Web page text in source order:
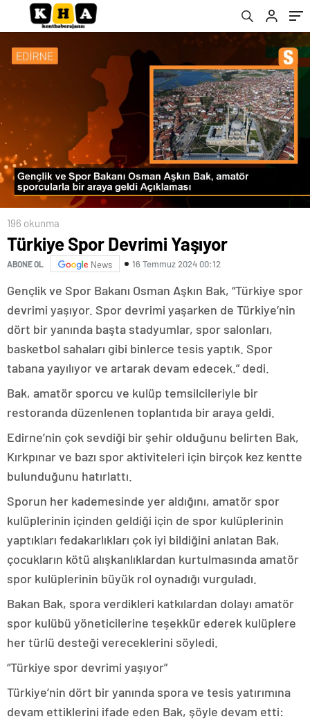
196 okunma
Türkiye Spor Devrimi Yaşıyor
ABONE OL News 16 Temmuz 2024 00:12
Gençlik ve Spor Bakanı Osman Aşkın Bak, “Türkiye spor
devrimi yaşıyor. Spor devrimi yaşarken de Türkiye’nin
dört bir yanında başta stadyumlar, spor salonları,
basketbol sahaları gibi binlerce tesis yaptık. Spor
tabana yayılıyor ve artarak devam edecek.” dedi.
Bak, amatör sporcu ve kulüp temsilcileriyle bir
restoranda düzenlenen toplantıda bir araya geldi.
Edirne’nin çok sevdiği bir şehir olduğunu belirten Bak,
Kırkpınar ve bazı spor aktiviteleri için birçok kez kentte
bulunduğunu hatırlattı.
Sporun her kademesinde yer aldığını, amatör spor
kulüplerinin içinden geldiği için de spor kulüplerinin
yaptıkları fedakarlıkları çok iyi bildiğini anlatan Bak,
çocukların kötü alışkanlıklardan kurtulmasında amatör
spor kulüplerinin büyük rol oynadığı vurguladı.
Bakan Bak, spora verdikleri katkılardan dolayı amatör
spor kulübü yöneticilerine teşekkür ederek kulüplere
her türlü desteği vereceklerini söyledi.
“Türkiye spor devrimi yaşıyor”
Türkiye’nin dört bir yanında spora ve tesis yatırımına
devam ettiklerini ifade eden Bak, şöyle devam etti:
Şampiyonası’nda gümüş madalya kazandı